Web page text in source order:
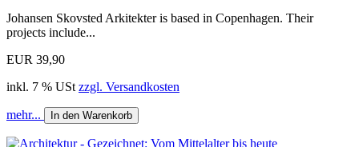
Johansen Skovsted Arkitekter is based in Copenhagen. Their
projects include...
EUR 39,90
inkl. 7 % USt zzgl. Versandkosten
mehr... In den Warenkorb